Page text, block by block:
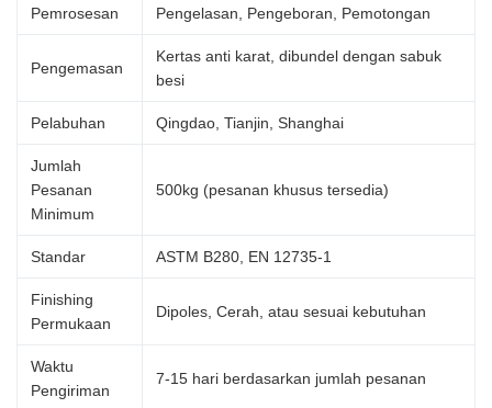
Pemrosesan
Pengelasan, Pengeboran, Pemotongan
Pengemasan
Kertas anti karat, dibundel dengan sabuk
besi
Pelabuhan Qingdao, Tianjin, Shanghai
Jumlah
Pesanan
Minimum
500kg (pesanan khusus tersedia)
Standar ASTM B280, EN 12735-1
Finishing
Permukaan
Dipoles, Cerah, atau sesuai kebutuhan
Waktu
Pengiriman
7-15 hari berdasarkan jumlah pesanan